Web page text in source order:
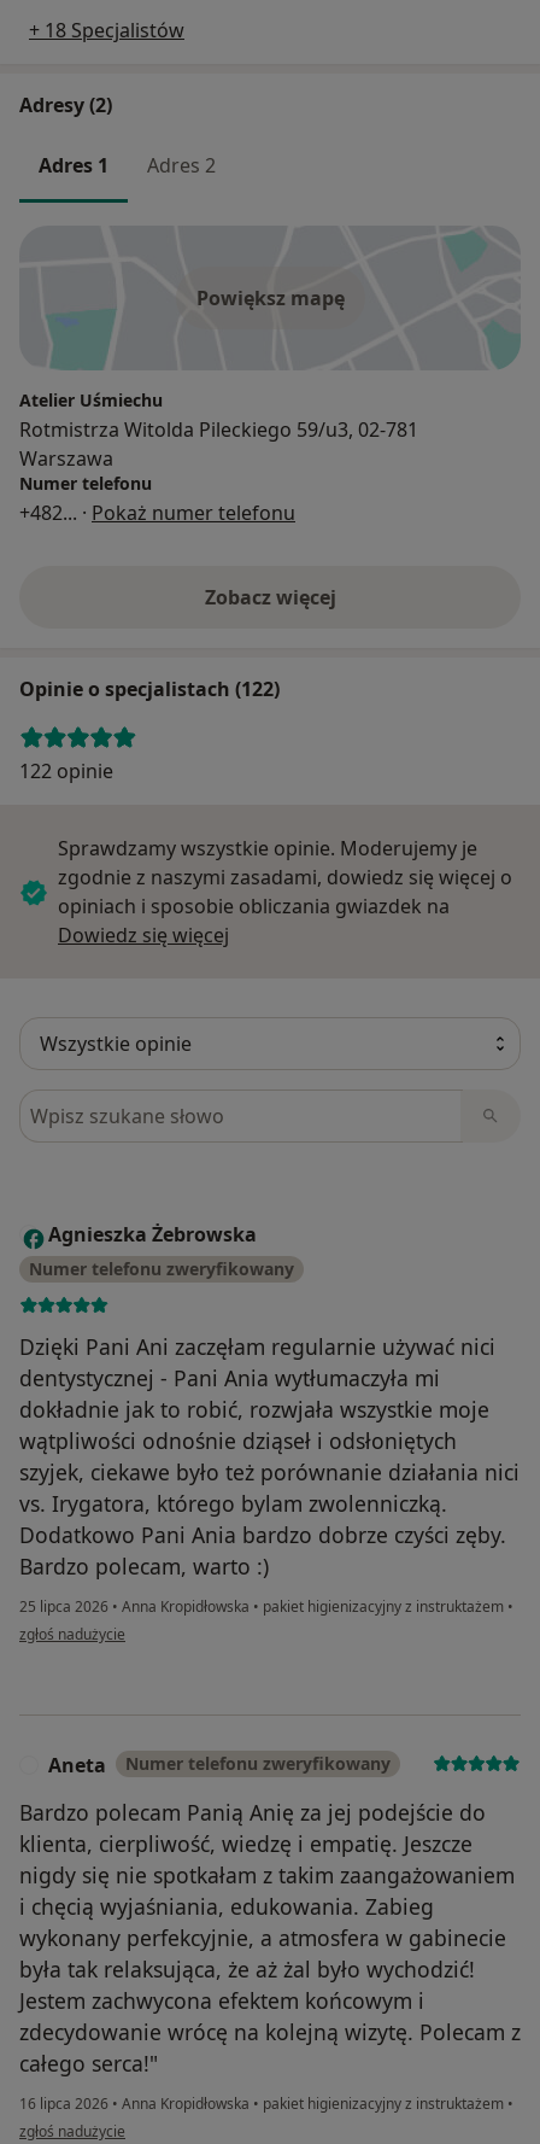
+ 18 Specjalistów
Adresy (2)
Adres 1 Adres 2
Powiększ mapę
Atelier Uśmiechu
Rotmistrza Witolda Pileckiego 59/u3, 02-781
Warszawa
Numer telefonu
+482... · Pokaż numer telefonu
Zobacz więcej
Opinie o specjalistach (122)
122 opinie
Sprawdzamy wszystkie opinie. Moderujemy je
zgodnie z naszymi zasadami, dowiedz się więcej o
opiniach i sposobie obliczania gwiazdek na
Dowiedz się więcej
Szukaj w opiniach
A Agnieszka Żebrowska
Numer telefonu zweryfikowany
Dzięki Pani Ani zaczęłam regularnie używać nici
dentystycznej - Pani Ania wytłumaczyła mi
dokładnie jak to robić, rozwjała wszystkie moje
wątpliwości odnośnie dziąseł i odsłoniętych
szyjek, ciekawe było też porównanie działania nici
vs. Irygatora, którego bylam zwolenniczką.
Dodatkowo Pani Ania bardzo dobrze czyści zęby.
Bardzo polecam, warto :)
25 lipca 2026 • Anna Kropidłowska • pakiet higienizacyjny z instruktażem •
w opinii użytkownika Agnieszka Żebrowska
zgłoś nadużycie
Aneta Numer telefonu zweryfikowany
Bardzo polecam Panią Anię za jej podejście do
klienta, cierpliwość, wiedzę i empatię. Jeszcze
nigdy się nie spotkałam z takim zaangażowaniem
i chęcią wyjaśniania, edukowania. Zabieg
wykonany perfekcyjnie, a atmosfera w gabinecie
była tak relaksująca, że aż żal było wychodzić!
Jestem zachwycona efektem końcowym i
zdecydowanie wrócę na kolejną wizytę. Polecam z
całego serca!"
16 lipca 2026 • Anna Kropidłowska • pakiet higienizacyjny z instruktażem •
w opinii użytkownika Aneta
zgłoś nadużycie